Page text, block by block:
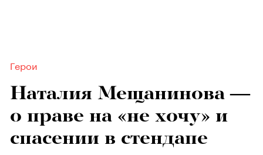
Герои
Наталия Мещанинова —
о праве на «не хочу» и
спасении в стендапе